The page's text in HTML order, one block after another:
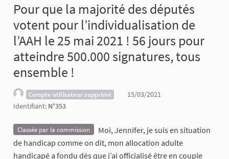
Pour que la majorité des députés
votent pour l’individualisation de
l’AAH le 25 mai 2021 ! 56 jours pour
atteindre 500.000 signatures, tous
ensemble !
Compte utilisateur supprimé
15/03/2021
Identifiant: N°353
Classée par la commission
Moi, Jennifer, je suis en situation
de handicap comme on dit, mon allocation adulte
handicapé a fondu dès que j’ai officialisé être en couple